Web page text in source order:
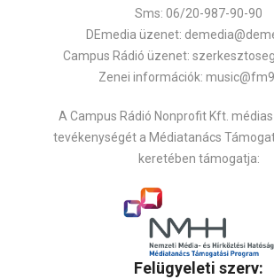
Sms: 06/20-987-90-90
DEmedia üzenet:
Campus Rádió üzenet:
Zenei információk:
A Campus Rádió Nonprofit Kft.
tevékenységét a Médiatanács
keretében támogatja:
Felügyeleti szerv: